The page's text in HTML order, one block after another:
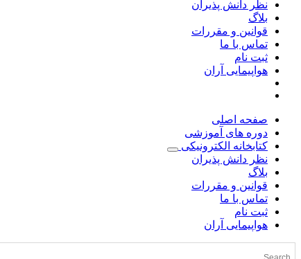
نظر دانش پذیران
بلاگ
قوانین و مقررات
تماس با ما
ثبت نام
هواپیمایی آران
صفحه اصلی
دوره های آموزشی
کتابخانه الکترونیکی
نظر دانش پذیران
بلاگ
قوانین و مقررات
تماس با ما
ثبت نام
هواپیمایی آران